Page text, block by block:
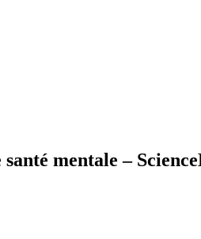
santé mentale –